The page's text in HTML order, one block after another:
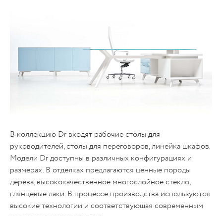
В коллекцию Dr входят рабочие столы для
руководителей, столы для переговоров, линейка шкафов.
Модели Dr доступны в различных конфигурациях и
размерах. В отделках предлагаются ценные породы
дерева, высококачественное многослойное стекло,
глянцевые лаки. В процессе производства используются
высокие технологии и соответствующая современным